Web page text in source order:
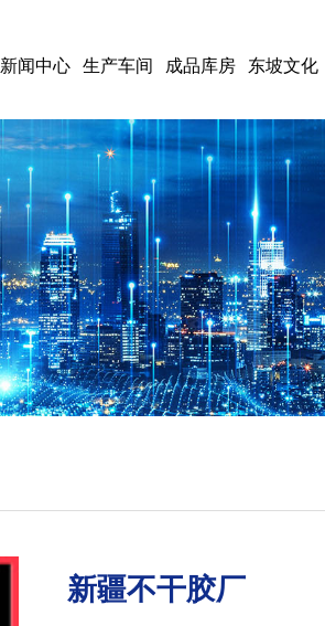
新闻中心 生产车间 成品库房 东坡文化
新疆不干胶厂